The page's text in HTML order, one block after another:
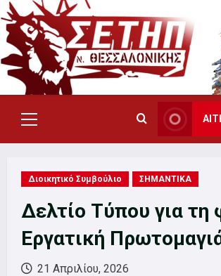
Skip
to
content
Primary
Menu
Διοικητικό Συμβούλιο ΣΗΜΑΝΤΙΚΑ
Δελτίο Τύπου για τη
Εργατική
21 Απριλίου, 2026